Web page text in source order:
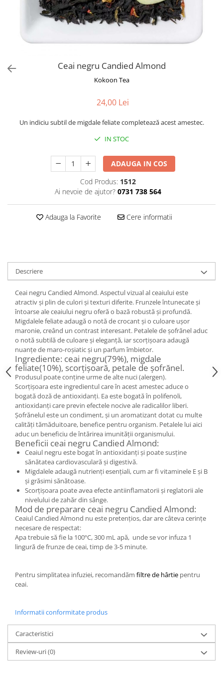
Sirop de ceai
Ceai negru Candied Almond
Kokoon Tea
24,00 Lei
Un indiciu subtil de migdale feliate completează acest amestec.
IN STOC
ADAUGA IN COS
Cod Produs: 1512
Ai nevoie de ajutor? 0731 738 564
Adauga la Favorite Cere informatii
Descriere
Ceai negru Candied Almond. Aspectul vizual al ceaiului este
atractiv și plin de culori și texturi diferite. Frunzele întunecate și
întoarse ale ceaiului negru oferă o bază robustă și profundă.
Migdalele feliate adaugă o notă de crocant și o culoare ușor
maronie, creând un contrast interesant. Petalele de șofrănel aduc
o notă subtilă de culoare și eleganță, iar scorțișoara adaugă
nuanțe de maro-roșiatic și un parfum îmbietor.
Ingrediente: ceai negru(79%), migdale
feliate(10%), scorțișoară, petale de șofrănel.
Produsul poate conține urme de alte nuci (alergen).
Scorţişoara este ingredientul care în acest amestec aduce o
bogată doză de antioxidanţi. Ea este bogată în polifenoli,
antioxidanţi care previn efectele nocive ale radicalilor liberi.
Șofrănelul este un condiment, și un aromatizant dotat cu multe
calități tămăduitoare, benefice pentru organism. Petalele lui aici
aduc un beneficiu de întărirea imunităţii organismului.
Beneficii ceai negru Candied Almond:
Ceaiul negru este bogat în antioxidanți și poate susține
sănătatea cardiovasculară și digestivă.
Migdalele adaugă nutrienți esențiali, cum ar fi vitaminele E și B
și grăsimi sănătoase.
Scorțișoara poate avea efecte antiinflamatorii și reglatorii ale
nivelului de zahăr din sânge.
Mod de preparare ceai negru Candied Almond:
Ceaiul Candied Almond nu este pretențios, dar are câteva cerințe
necesare de respectat:
Apa trebuie să fie la 100ºC, 300 mL apă, unde se vor infuza 1
lingură de frunze de ceai, timp de 3-5 minute.
Pentru simplitatea infuziei, recomandăm filtre de hârtie pentru
ceai.
Informatii conformitate produs
Caracteristici
Review-uri(0)